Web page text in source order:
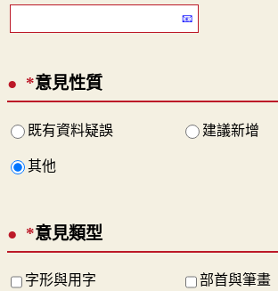
*意見性質
既有資料疑誤 建議新增
其他
*意見類型
字形與用字 部首與筆畫